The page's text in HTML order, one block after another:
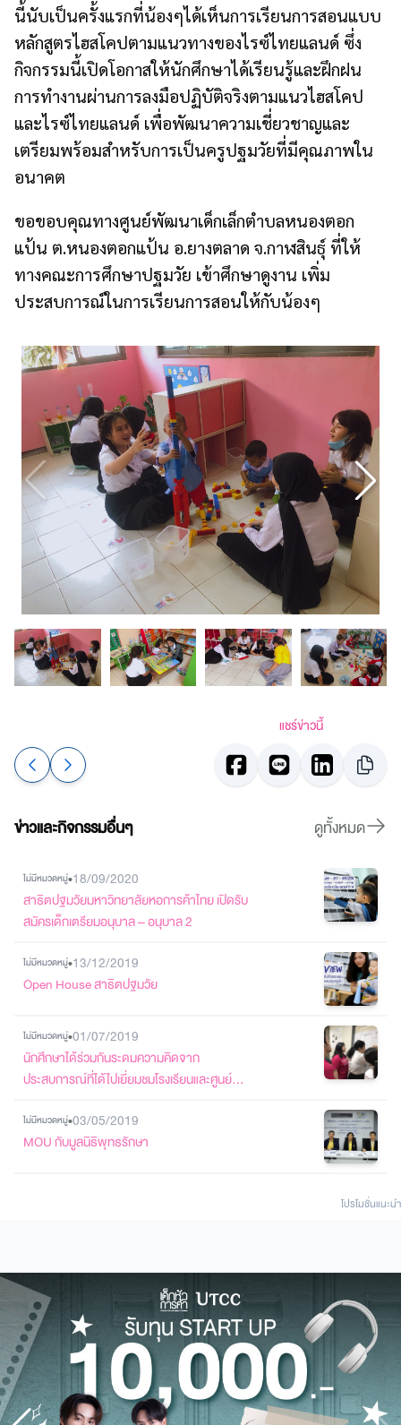
นี้นับเป็นครั้งแรกที่น้องๆได้เห็นการเรียนการสอนแบบ
หลักสูตรไฮสโคปตามแนวทางของไรซ์ไทยแลนด์ ซึ่ง
กิจกรรมนี้เปิดโอกาสให้นักศึกษาได้เรียนรู้และฝึกฝน
การทำงานผ่านการลงมือปฏิบัติจริงตามแนวไฮสโคป
และไรซ์ไทยแลนด์ เพื่อพัฒนาความเชี่ยวชาญและ
เตรียมพร้อมสำหรับการเป็นครูปฐมวัยที่มีคุณภาพใน
อนาคต
ขอขอบคุณทางศูนย์พัฒนาเด็กเล็กตำบลหนองตอก
แป้น ต.หนองตอกแป้น อ.ยางตลาด จ.กาฬสินธุ์ ที่ให้
ทางคณะการศึกษาปฐมวัย เข้าศึกษาดูงาน เพิ่ม
ประสบการณ์ในการเรียนการสอนให้กับน้องๆ
แชร์ข่าวนี้
ข่าวและกิจกรรมอื่นๆ ดูทั้งหมด
ไม่มีหมวดหมู่•18/09/2020
สาธิตปฐมวัยมหาวิทยาลัยหอการค้าไทย เปิดรับ
สมัครเด็กเตรียมอนุบาล – อนุบาล 2
ไม่มีหมวดหมู่•13/12/2019
Open House สาธิตปฐมวัย
ไม่มีหมวดหมู่•01/07/2019
นักศึกษาได้ร่วมกันระดมความคิดจาก
ประสบการณ์ที่ได้ไปเยี่ยมชมโรงเรียนและศูนย์
ไม่มีหมวดหมู่•03/05/2019
MOU กับมูลนิธิพุทธรักษา
โปรโมชั่นแนะนํา